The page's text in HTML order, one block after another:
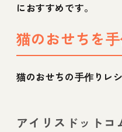
におすすめです。
猫のおせちを
猫のおせちの手作りレ
アイリスドットコ